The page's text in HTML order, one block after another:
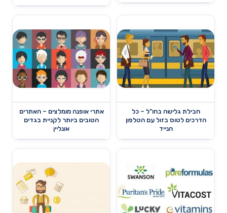
חבילת גלישה בחו"ל – כל
הדרכים לטוס בזול עם הטלפון
הנייד
אתרי אופנה מומלצים – האתרים
הטובים ביותר לקניית בגדים
אונליין